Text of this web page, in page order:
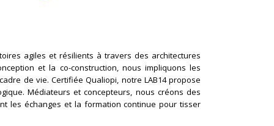
agiles et résilients à travers des architectures
et la co-construction, nous impliquons les
de vie. Certifiée Qualiopi, notre LAB14 propose
Médiateurs et concepteurs, nous créons des
les échanges et la formation continue pour tisser